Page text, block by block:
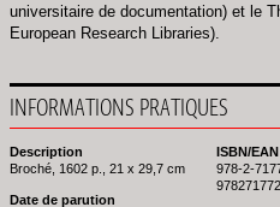
universitaire de documentation) et le
European Research Libraries).
INFORMATIONS PRATIQUES
Description
Broché, 1602 p., 21 x 29,7 cm
Date de parution
ISBN/EAN
978-2-